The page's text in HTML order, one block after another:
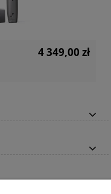
4 349,00 zł